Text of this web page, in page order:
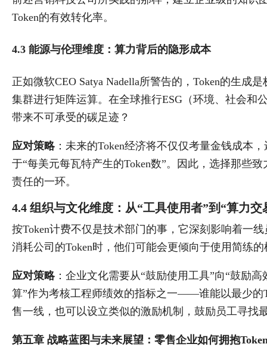
Token的有效转化率。
4.3 能源与伦理维度：算力背后的隐形成本
正如微软CEO Satya Nadella所警告的，Token的生成
集群进行矩阵运算。在全球推行ESG（环境、社会
带来不可承受的碳足迹？
应对策略 ：未来的Token经济将不仅仅考量金钱成本
于“每美元每瓦特产生的Token数”。因此，选择那些
责任的一环。
4.4 组织与文化维度：从“工具使用者”到“算力交
按Token计费不仅是技术部门的事，它深刻影响着一
消耗公司的Token时，他们可能会更倾向于使用简练
应对策略 ：企业文化需要从“鼓励使用工具”向“鼓励
算”作为考核工程师绩效的指标之一——谁能以最少的
售一线，也可以设立类似的激励机制，鼓励员工寻找
第五章 战略蓝图与未来展望：零售企业如何拥抱